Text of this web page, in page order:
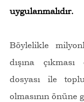
uygulanmalıdır.
Böylelikle
dışına
dosyası ile
olmasının önüne